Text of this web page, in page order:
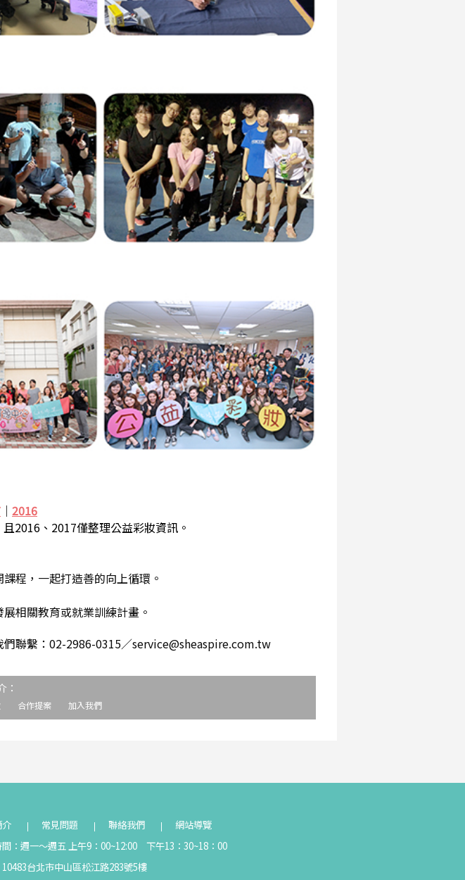
｜ 2016
2016、2017僅整理公益彩妝資訊。
程，一起打造善的向上循環。
相關教育或就業訓練計畫。
聯繫：02-2986-0315／service@sheaspire.com.tw
：
合作提案 加入我們
常見問題 聯絡我們
網站導覽
間：週一～週五 上午9：00~12:00 下午13：30~18：00
台北市中山區松江路283號5樓